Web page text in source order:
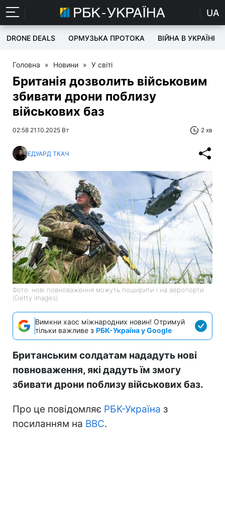
UA
DRONE DEALS ОРМУЗЬКА ПРОТОКА ВІЙНА В УКРАЇНІ
Головна » Новини » У світі
Британія дозволить військовим
збивати дрони поблизу
військових баз
02:58 21.10.2025 Вт 2 хв
ЕДУАРД ТКАЧ
Фото: нові повноваження можуть поширити і на аеропорти
(Getty Images)
Вимкни хаос міжнародних новин! Отримуй
тільки важливе з РБК-Україна у Google
Британським солдатам нададуть нові
повноваження, які дадуть їм змогу
збивати дрони поблизу військових баз.
Про це повідомляє РБК-Україна з
посиланням на BBC.